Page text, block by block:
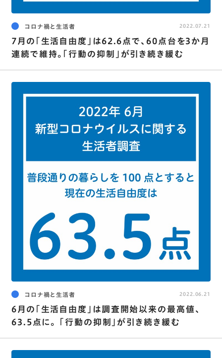
コロナ禍と生活者
7月の｢生活自由度｣は62.6点で､60点台を3か月
連続で維持。｢行動の抑制｣が引き続き緩む
2022.07.21
コロナ禍と生活者
6月の｢生活自由度｣は調査開始以来の最高値､
63.5点に。 ｢行動の抑制｣が引き続き緩む
2022.06.21